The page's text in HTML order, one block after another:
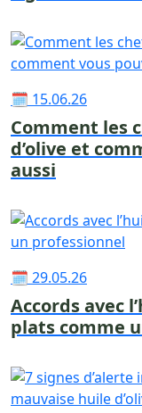
🗓 15.06.26
Comment les
d’olive et
aussi
🗓 29.05.26
Accords avec
plats comme